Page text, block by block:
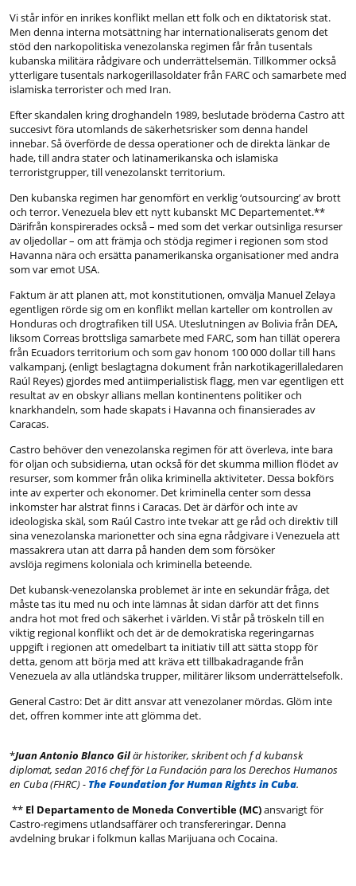
Vi står inför en inrikes konflikt mellan ett folk och en diktatorisk stat.
Men denna interna motsättning har internationaliserats genom det
stöd den narkopolitiska venezolanska regimen får från tusentals
kubanska militära rådgivare och underrättelsemän. Tillkommer också
ytterligare tusentals narkogerillasoldater från FARC och samarbete med
islamiska terrorister och med Iran.
Efter skandalen kring droghandeln 1989, beslutade bröderna Castro att
succesivt föra utomlands de säkerhetsrisker som denna handel
innebar. Så överförde de dessa operationer och de direkta länkar de
hade, till andra stater och latinamerikanska och islamiska
terroristgrupper, till venezolanskt territorium.
Den kubanska regimen har genomfört en verklig ‘outsourcing’ av brott
och terror. Venezuela blev ett nytt kubanskt MC Departementet.**
Därifrån konspirerades också – med som det verkar outsinliga resurser
av oljedollar – om att främja och stödja regimer i regionen som stod
Havanna nära och ersätta panamerikanska organisationer med andra
som var emot USA.
Faktum är att planen att, mot konstitutionen, omvälja Manuel Zelaya
egentligen rörde sig om en konflikt mellan karteller om kontrollen av
Honduras och drogtrafiken till USA. Uteslutningen av Bolivia från DEA,
liksom Correas brottsliga samarbete med FARC, som han tillät operera
från Ecuadors territorium och som gav honom 100 000 dollar till hans
valkampanj, (enligt beslagtagna dokument från narkotikagerillaledaren
Raúl Reyes) gjordes med antiimperialistisk flagg, men var egentligen ett
resultat av en obskyr allians mellan kontinentens politiker och
knarkhandeln, som hade skapats i Havanna och finansierades av
Caracas.
Castro behöver den venezolanska regimen för att överleva, inte bara
för oljan och subsidierna, utan också för det skumma million flödet av
resurser, som kommer från olika kriminella aktiviteter. Dessa bokförs
inte av experter och ekonomer. Det kriminella center som dessa
inkomster har alstrat finns i Caracas. Det är därför och inte av
ideologiska skäl, som Raúl Castro inte tvekar att ge råd och direktiv till
sina venezolanska marionetter och sina egna rådgivare i Venezuela att
massakrera utan att darra på handen dem som försöker
avslöja regimens koloniala och kriminella beteende.
Det kubansk-venezolanska problemet är inte en sekundär fråga, det
måste tas itu med nu och inte lämnas åt sidan därför att det finns
andra hot mot fred och säkerhet i världen. Vi står på tröskeln till en
viktig regional konflikt och det är de demokratiska regeringarnas
uppgift i regionen att omedelbart ta initiativ till att sätta stopp för
detta, genom att börja med att kräva ett tillbakadragande från
Venezuela av alla utländska trupper, militärer liksom underrättelsefolk.
General Castro: Det är ditt ansvar att venezolaner mördas. Glöm inte
det, offren kommer inte att glömma det.
*Juan Antonio Blanco Gilär historiker, skribent och f d kubansk
diplomat, sedan 2016 chef för La Fundación para los Derechos Humanos
en Cuba (FHRC) - The Foundation for Human Rights in Cuba.
** El Departamento de Moneda Convertible (MC)ansvarigt för
Castro-regimens utlandsaffärer och transfereringar. Denna
avdelning brukar i folkmun kallas Marijuana och Cocaina.